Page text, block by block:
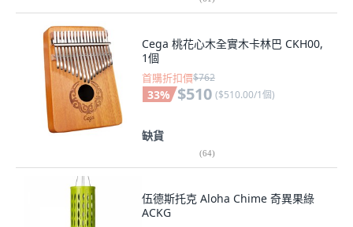
Cega 桃花心木全實木卡林巴 CKH00,
1個
首購折扣價$762
33% $510 ($510.00/1個)
缺貨
(64)
伍德斯托克 Aloha Chime 奇異果綠
ACKG